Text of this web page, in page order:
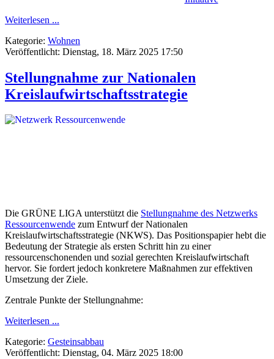
Weiterlesen ...
Kategorie: Wohnen
Veröffentlicht: Dienstag, 18. März 2025 17:50
Stellungnahme zur Nationalen
Kreislaufwirtschaftsstrategie
Die GRÜNE LIGA unterstützt die Stellungnahme des Netzwerks
Ressourcenwende zum Entwurf der Nationalen
Kreislaufwirtschaftsstrategie (NKWS). Das Positionspapier hebt die
Bedeutung der Strategie als ersten Schritt hin zu einer
ressourcenschonenden und sozial gerechten Kreislaufwirtschaft
hervor. Sie fordert jedoch konkretere Maßnahmen zur effektiven
Umsetzung der Ziele.
Zentrale Punkte der Stellungnahme:
Weiterlesen ...
Kategorie: Gesteinsabbau
Veröffentlicht: Dienstag, 04. März 2025 18:00